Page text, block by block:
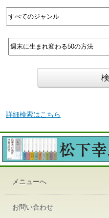
詳細検索はこちら
メニューへ
お問い合わせ